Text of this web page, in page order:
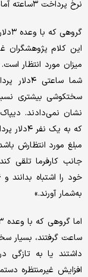
نرخ پرداخت ۳ساعته آماده کار شدند.
این کلام
نشان نمی‌‌دادند.
که به یک
مبلغ مورد انتظارش
جانب کارفرما تلقی
به‌شمار آورند.»
ساعت گرفتند، بسیار
داشتند یا به
افزایش غیرمنتظره